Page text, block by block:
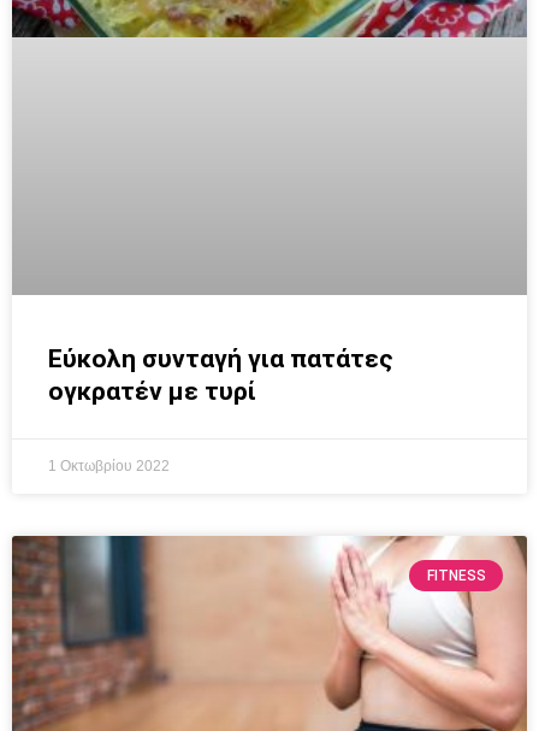
Εύκολη συνταγή για πατάτες
ογκρατέν με τυρί
1 Οκτωβρίου 2022
FITNESS